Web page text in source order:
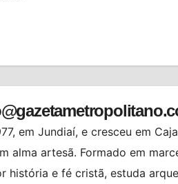
em Jundiaí, e cresceu em
alma artesã. Formado em
história e fé cristã, estuda